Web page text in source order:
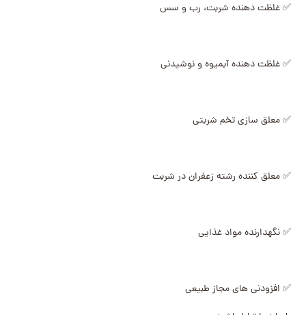
✅ غلظت دهنده شربت، رب و سس
✅ غلظت دهنده آبمیوه و نوشیدنی
✅ معلق سازی تخم شربتی
✅ معلق کننده رشته زعفران در شربت
✅ نگهدارنده مواد غذایی
✅ افزودنی های مجاز طبیعی